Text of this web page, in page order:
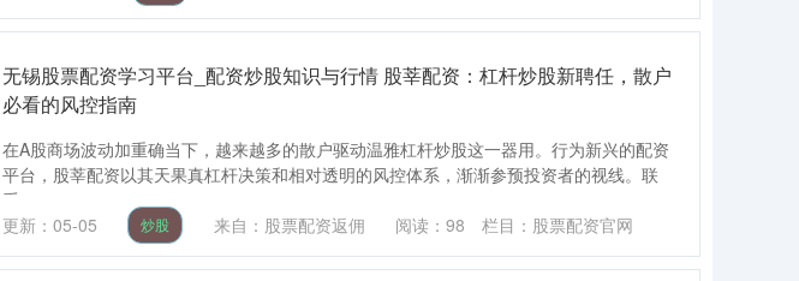
无锡股票配资学习平台_配资炒股知识与行情 股莘配资：杠杆炒股新聘任，散户
必看的风控指南
在A股商场波动加重确当下，越来越多的散户驱动温雅杠杆炒股这一器用。行为新兴的配资
平台，股莘配资以其天果真杠杆决策和相对透明的风控体系，渐渐参预投资者的视线。联
系....
更新：05-05
炒股 来自：股票配资返佣 阅读： 98 栏目： 股票配资官网